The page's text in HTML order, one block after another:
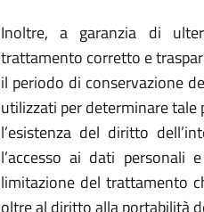
Inoltre, a garanzia di
trattamento corretto e
il periodo di conservazione
utilizzati per determinare tale
l’esistenza del diritto
l’accesso ai dati
limitazione del trattamento
oltre al diritto alla portabilità